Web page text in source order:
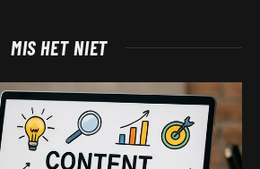
MIS HET NIET